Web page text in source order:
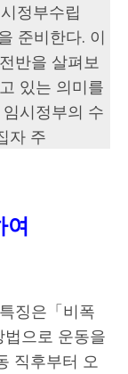
정부수립
준비한다. 이
반을 살펴보
있는 의미를
시정부의 수
자 주
징은「비폭
으로 운동을
직후부터 오